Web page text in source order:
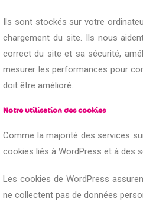
Ils sont stockés sur votre
chargement du site. Ils nous
correct du site et sa sécurité,
mesurer les performances pour
doit être amélioré.
Notre utilisation des cookies
Comme la majorité des services
cookies liés à WordPress et à des
Les cookies de WordPress
ne collectent pas de données